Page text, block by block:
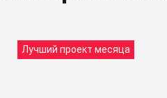
Лучший проект месяца